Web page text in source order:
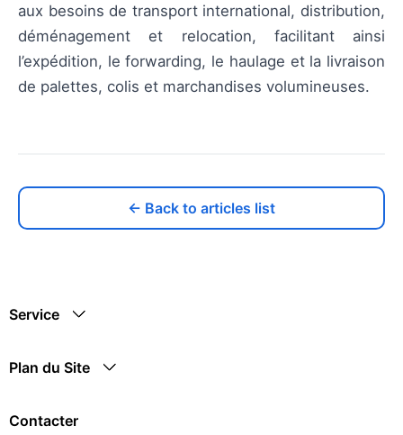
aux besoins de transport international, distribution,
déménagement et relocation, facilitant ainsi
l’expédition, le forwarding, le haulage et la livraison
de palettes, colis et marchandises volumineuses.
← Back to articles list
Service
Plan du Site
Contacter